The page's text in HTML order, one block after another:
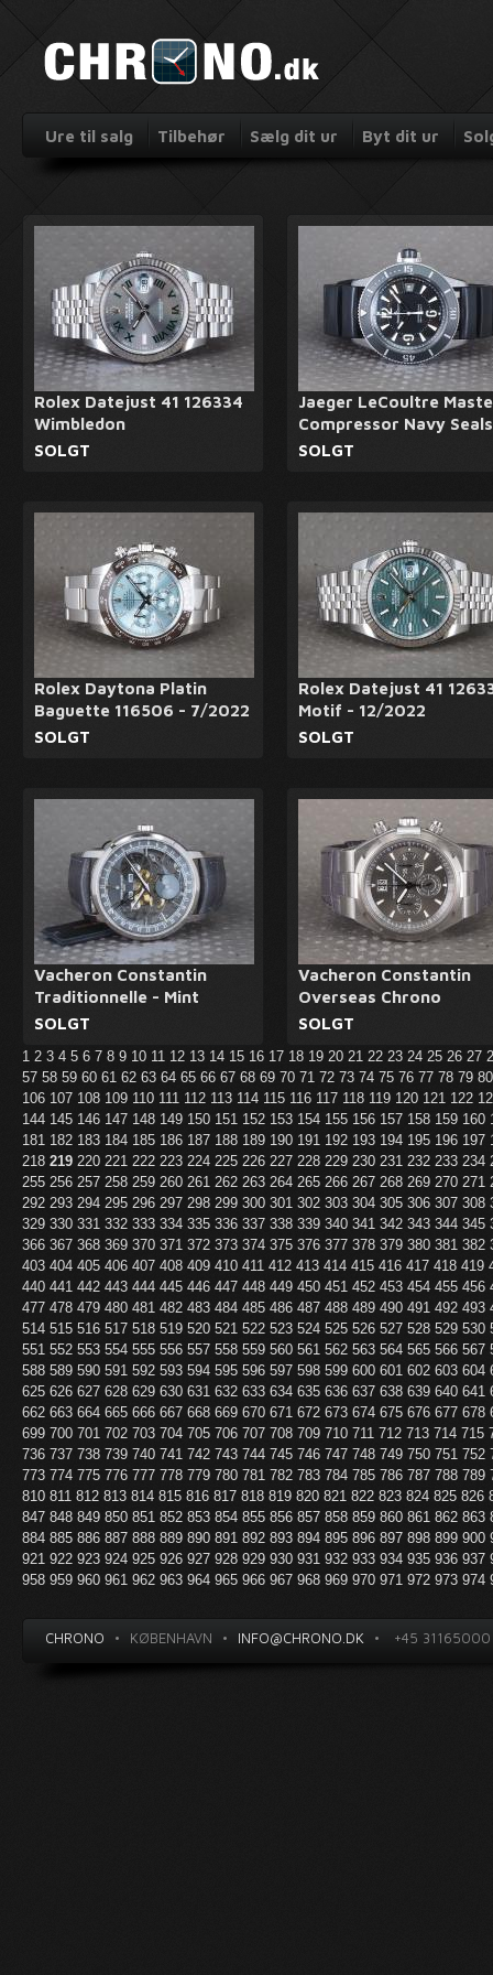
Ure til salg Tilbehør Sælg dit ur Byt dit ur
Rolex Datejust 41 126334
Wimbledon
SOLGT
Jaeger LeCoultre
Compressor Navy Seals
SOLGT
Rolex Daytona Platin
Baguette 116506 - 7/2022
SOLGT
Rolex Datejust 41
Motif - 12/2022
SOLGT
Vacheron Constantin
Traditionnelle - Mint
SOLGT
Vacheron Constantin
Overseas Chrono
SOLGT
1 2 3 4 5 6 7 8 9 10 11 12 13 14 15 16 17 18 19 20 21 22 23 24 25 26 27
57 58 59 60 61 62 63 64 65 66 67 68 69 70 71 72 73 74 75 76 77 78 79
106 107 108 109 110 111 112 113 114 115 116 117 118 119 120 121 122
144 145 146 147 148 149 150 151 152 153 154 155 156 157 158 159 160
181 182 183 184 185 186 187 188 189 190 191 192 193 194 195 196 197
218 219 220 221 222 223 224 225 226 227 228 229 230 231 232 233 234
255 256 257 258 259 260 261 262 263 264 265 266 267 268 269 270 271
292 293 294 295 296 297 298 299 300 301 302 303 304 305 306 307 308
329 330 331 332 333 334 335 336 337 338 339 340 341 342 343 344 345
366 367 368 369 370 371 372 373 374 375 376 377 378 379 380 381 382
403 404 405 406 407 408 409 410 411 412 413 414 415 416 417 418 419
440 441 442 443 444 445 446 447 448 449 450 451 452 453 454 455 456
477 478 479 480 481 482 483 484 485 486 487 488 489 490 491 492 493
514 515 516 517 518 519 520 521 522 523 524 525 526 527 528 529 530
551 552 553 554 555 556 557 558 559 560 561 562 563 564 565 566 567
588 589 590 591 592 593 594 595 596 597 598 599 600 601 602 603 604
625 626 627 628 629 630 631 632 633 634 635 636 637 638 639 640 641
662 663 664 665 666 667 668 669 670 671 672 673 674 675 676 677 678
699 700 701 702 703 704 705 706 707 708 709 710 711 712 713 714 715
736 737 738 739 740 741 742 743 744 745 746 747 748 749 750 751 752
773 774 775 776 777 778 779 780 781 782 783 784 785 786 787 788 789
810 811 812 813 814 815 816 817 818 819 820 821 822 823 824 825 826
847 848 849 850 851 852 853 854 855 856 857 858 859 860 861 862 863
884 885 886 887 888 889 890 891 892 893 894 895 896 897 898 899 900
921 922 923 924 925 926 927 928 929 930 931 932 933 934 935 936 937
958 959 960 961 962 963 964 965 966 967 968 969 970 971 972 973 974
CHRONO • KØBENHAVN • INFO@CHRONO.DK • +45 31165000